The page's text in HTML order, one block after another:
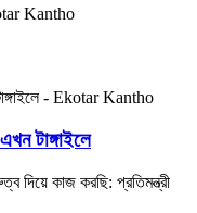
টাঙ্গাইলে